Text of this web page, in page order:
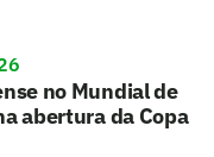
no Mundial de
abertura da Copa